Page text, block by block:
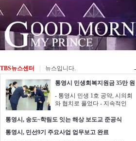
TBS뉴스센터 뉴스입니다.
통영시 민생회복지원금 35만 원
- 통영시 민생 1호 공약, 시의회
와 협치로 풀었다 - 지속적인
통영시, 송도~학림도 잇는 해상 보도교 준공식
통영시, 민선9기 주요사업 업무보고 완료